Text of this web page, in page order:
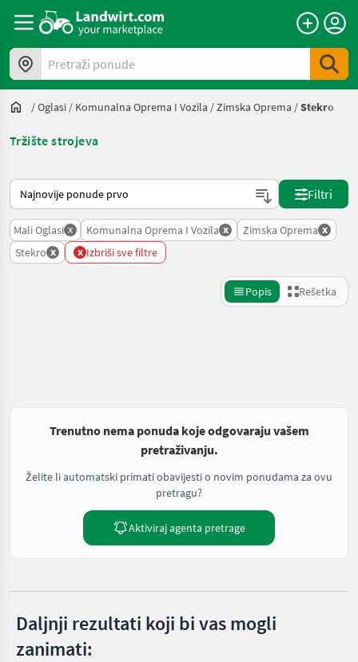
Pretraži ponude
/Oglasi / Komunalna Oprema I Vozila /Zimska Oprema /Stekro
Tržište strojeva
Tako se sortira na Landwirt.com
Filtri
Mali Oglasi x Komunalna Oprema I Vozila x Zimska Oprema x
Stekro x x Izbriši sve filtre
Popis Rešetka
Trenutno nema ponuda koje odgovaraju vašem
pretraživanju.
Želite li automatski primati obavijesti o novim ponudama za ovu
pretragu?
Aktiviraj agenta pretrage
Daljnji rezultati koji bi vas mogli
zanimati: